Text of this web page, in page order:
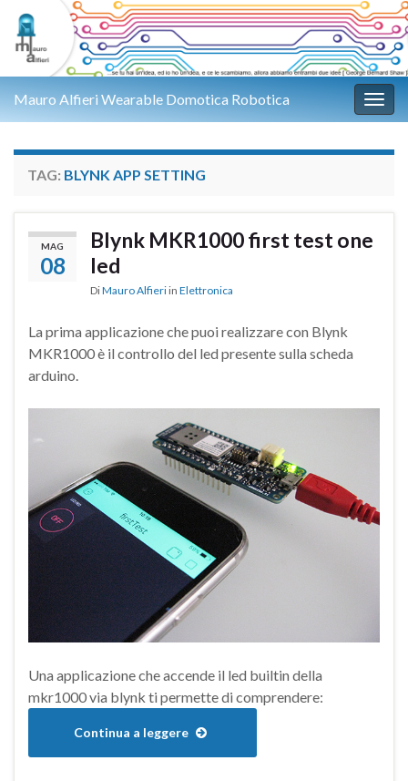
Mauro Alfieri Wearable Domotica Robotica
TAG: BLYNK APP SETTING
MAG
08
Blynk MKR1000 first test one
led
DiMauro Alfieri in Elettronica
La prima applicazione che puoi realizzare con Blynk
MKR1000 è il controllo del led presente sulla scheda
arduino.
Una applicazione che accende il led builtin della
mkr1000 via blynk ti permette di comprendere:
Continua a leggere